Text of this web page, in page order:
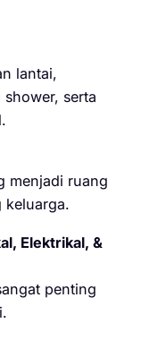
lantai,
serta
menjadi ruang
keluarga.
Elektrikal, &
penting